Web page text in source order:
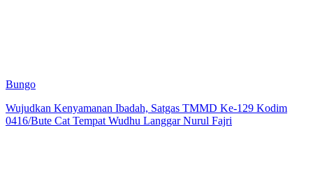
Bungo
Wujudkan Kenyamanan Ibadah, Satgas TMMD Ke-129 Kodim
0416/Bute Cat Tempat Wudhu Langgar Nurul Fajri